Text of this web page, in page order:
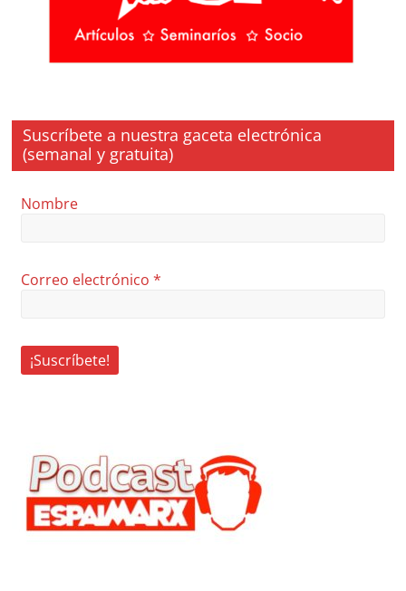
Suscríbete a nuestra gaceta electrónica
(semanal y gratuita)
Nombre
Correo electrónico*